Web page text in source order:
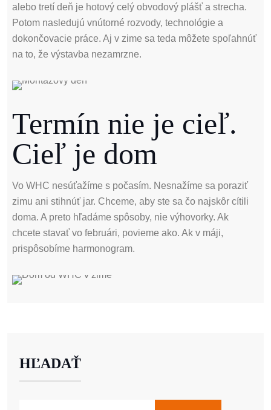
alebo tretí deň je hotový celý obvodový plášť a strecha.
Potom nasledujú vnútorné rozvody, technológie a
dokončovacie práce. Aj v zime sa teda môžete spoľahnúť
na to, že výstavba nezamrzne.
Termín nie je cieľ.
Cieľ je dom
Vo WHC nesúťažíme s počasím. Nesnažíme sa poraziť
zimu ani stihnúť jar. Chceme, aby ste sa čo najskôr cítili
doma. A preto hľadáme spôsoby, nie výhovorky. Ak
chcete stavať vo februári, povieme ako. Ak v máji,
prispôsobíme harmonogram.
HĽADAŤ